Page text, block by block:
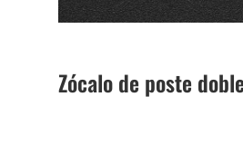
Zócalo de poste doble